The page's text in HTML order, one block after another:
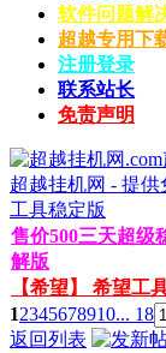
软件问题解
超越专用下
注册登录
联系站长
免责声明
超越挂机网 - 提
工具稳定版
售价500三天超级
解版
【希望】 希望工
12345678910... 18
返回列表